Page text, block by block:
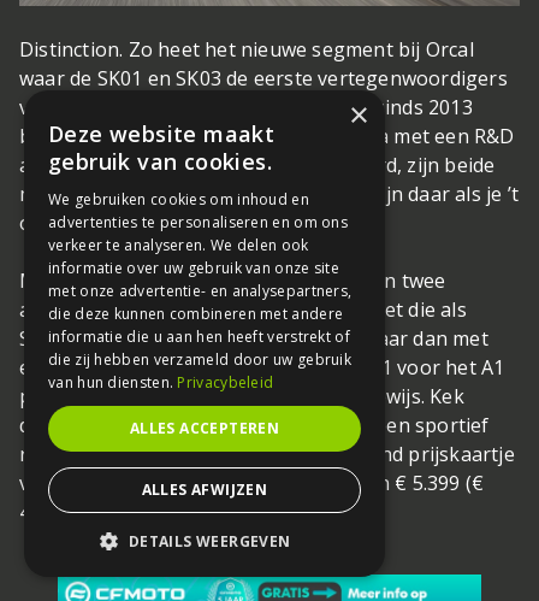
Distinction. Zo heet het nieuwe segment bij Orcal
waar de SK01 en SK03 de eerste vertegenwoordigers
van zijn. Volgens het Franse merk, dat sinds 2013
bestaat en productiefaciliteiten in China met een R&D
afdeling in Frankrijk heeft gecombineerd, zijn beide
modellen geboren om te verleiden en zijn daar als je ’t
ons vraagt aardig in geslaagd.
Met de SK01 en SK03 hebben de Fransen twee
appetijtelijke modellen op de markt gezet die als
Siamese tweeling op elkaar gelijken, maar dan met
elk een eigen aandrijving. De 125cc SK01 voor het A1
publiek, de 300cc SK03 voor het A2 rijbewijs. Kek
design, prima stuureigenschappen en een sportief
rijkarakter. En dat voor een concurrerend prijskaartje
van € 4.600 (€ 3.899 BE) voor de SK01 en € 5.399 (€
4.499 BE) voor de SK03. Nog vragen?
×
Deze website maakt
gebruik van cookies.
We gebruiken cookies om inhoud en
advertenties te personaliseren en om ons
verkeer te analyseren. We delen ook
informatie over uw gebruik van onze site
met onze advertentie- en analysepartners,
die deze kunnen combineren met andere
informatie die u aan hen heeft verstrekt of
die zij hebben verzameld door uw gebruik
van hun diensten. Privacybeleid
ALLES ACCEPTEREN
ALLES AFWIJZEN
DETAILS WEERGEVEN
STRIKT NOODZAKELIJK